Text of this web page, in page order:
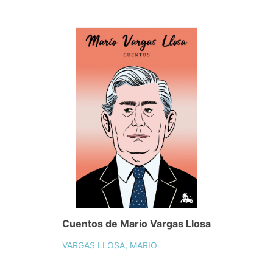
Cuentos de Mario Vargas Llosa
VARGAS LLOSA, MARIO